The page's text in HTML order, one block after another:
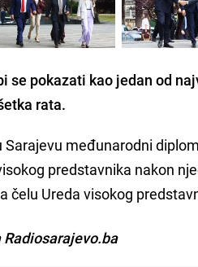
se pokazati kao jedan od
rata.
Sarajevu međunarodni
predstavnika nakon
čelu Ureda visokog